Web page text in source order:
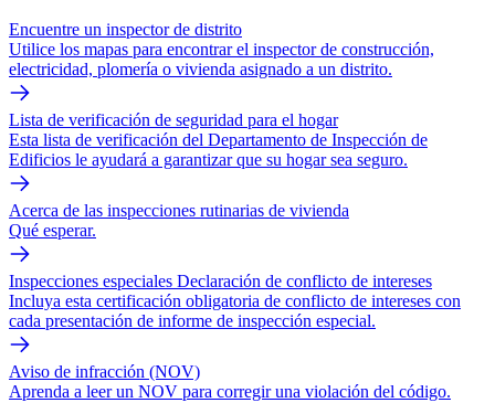
Encuentre un inspector de distrito
Utilice los mapas para encontrar el inspector de construcción,
electricidad, plomería o vivienda asignado a un distrito.
Lista de verificación de seguridad para el hogar
Esta lista de verificación del Departamento de Inspección de
Edificios le ayudará a garantizar que su hogar sea seguro.
Acerca de las inspecciones rutinarias de vivienda
Qué esperar.
Inspecciones especiales Declaración de conflicto de intereses
Incluya esta certificación obligatoria de conflicto de intereses con
cada presentación de informe de inspección especial.
Aviso de infracción (NOV)
Aprenda a leer un NOV para corregir una violación del código.